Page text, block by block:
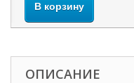
В корзину
ОПИСАНИЕ